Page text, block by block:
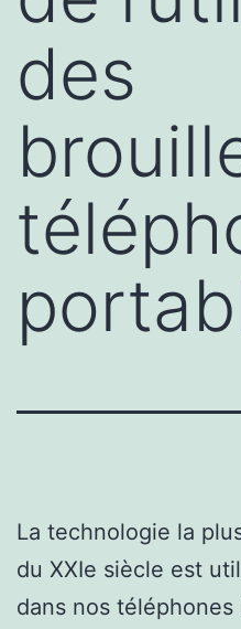
des
La technologie la
du XXIe siècle est
dans nos